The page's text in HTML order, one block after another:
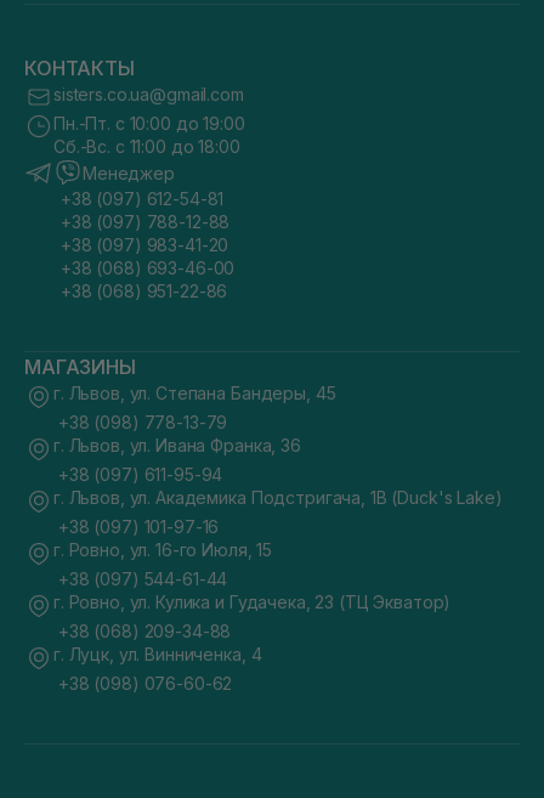
КОНТАКТЫ
sisters.co.ua@gmail.com
Пн.-Пт. с 10:00 до 19:00
Сб.-Вс. с 11:00 до 18:00
Менеджер
+38 (097) 612-54-81
+38 (097) 788-12-88
+38 (097) 983-41-20
+38 (068) 693-46-00
+38 (068) 951-22-86
МАГАЗИНЫ
г. Львов, ул. Степана Бандеры, 45
+38 (098) 778-13-79
г. Львов, ул. Ивана Франка, 36
+38 (097) 611-95-94
г. Львов, ул. Академика Подстригача, 1В (Duck's Lake)
+38 (097) 101-97-16
г. Ровно, ул. 16-го Июля, 15
+38 (097) 544-61-44
г. Ровно, ул. Кулика и Гудачека, 23 (ТЦ Экватор)
+38 (068) 209-34-88
г. Луцк, ул. Винниченка, 4
+38 (098) 076-60-62